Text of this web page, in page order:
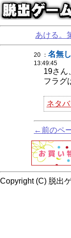
あける。
20 ： 名無
13:49:45
19さん
フラグ
ネタ
←前のペ
Copyright (C) 脱出